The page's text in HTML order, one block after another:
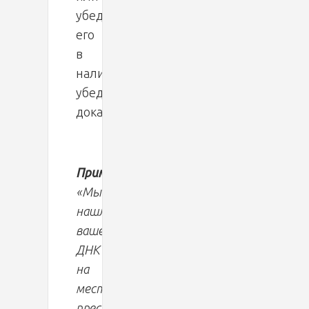
убедить
его
в
наличии
убедительных
доказательств.
Пример:
«Мы
нашли
ваше
ДНК
на
месте